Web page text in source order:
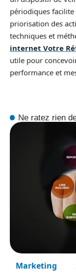
périodiques facilite
priorisation des
techniques et
internet Votre
utile pour
performance et
Ne ratez rien
Marketing